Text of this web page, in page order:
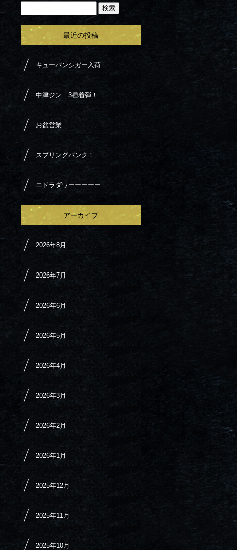
最近の投稿
キューバンシガー入荷
中津ジン 3種着弾！
お盆営業
スプリングバンク！
エドラダワーーーーー
アーカイブ
2026年8月
2026年7月
2026年6月
2026年5月
2026年4月
2026年3月
2026年2月
2026年1月
2025年12月
2025年11月
2025年10月